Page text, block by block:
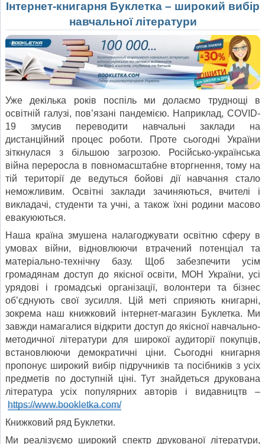
Інтернет-книгарня Буклетка – широкий вибір
навчальної літератури
Уже декілька років поспіль ми долаємо труднощі в
освітній галузі, пов’язані пандемією. Наприклад, COVID-
19 змусив переводити навчальні заклади на
дистанційний процес роботи. Проте сьогодні України
зіткнулася з більшою загрозою. Російсько-українська
війна переросла в повномасштабне вторгнення, тому на
тій території де ведуться бойові дії навчання стало
неможливим. Освітні заклади зачиняються, вчителі і
викладачі, студенти та учні, а також їхні родини масово
евакуюються.
Наша країна змушена налагоджувати освітню сферу в
умовах війни, відновлюючи втрачений потенціал та
матеріально-технічну базу. Щоб забезпечити усім
громадянам доступ до якісної освіти, МОН України, усі
урядові і громадські організації, волонтери та бізнес
об’єднують свої зусилля. Цій меті сприяють книгарні,
зокрема наш книжковий інтернет-магазин Буклетка. Ми
завжди намагалися відкрити доступ до якісної навчально-
методичної літератури для широкої аудиторії покупців,
встановлюючи демократичні ціни. Сьогодні книгарня
пропонує широкий вибір підручників та посібників з усіх
предметів по доступній ціні. Тут знайдеться друкована
література усіх популярних авторів і видавництв –
https://www.bookletka.com/
Книжковий ряд Буклетки.
Ми реалізуємо широкий спектр друкованої літератури,